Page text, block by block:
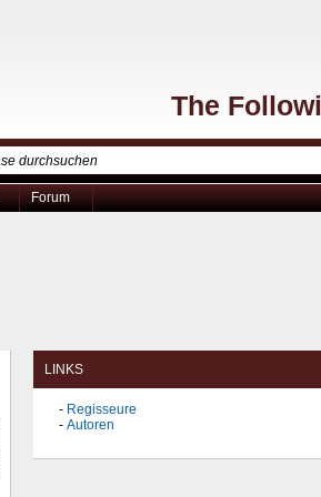
The
Forum
LINKS
Regisseure
Autoren